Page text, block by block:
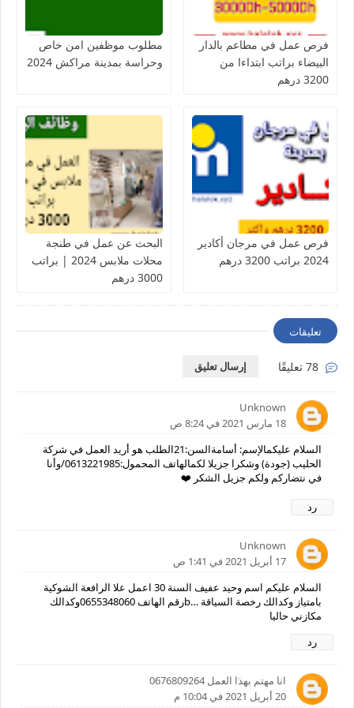
فرص عمل في مطاعم بالدار
البيضاء براتب ابتداءا من
3200 درهم
مطلوب موظفين امن خاص
وحراسة بمدينة مراكش 2024
فرص عمل في مرجان أكادير
2024 براتب 3200 درهم
البحث عن عمل في طنجة
محلات ملابس 2024 | براتب
3000 درهم
تعليقات
إرسال تعليق
Unknown
18 مارس 2021 في 8:24 ص
السلام عليكمالإسم: أسامةالسن:21الطلب هو أريد العمل في شركة
الحليب (جودة) وشكرا جزيلا لكمالهاتف المحمول:0613221985/وأنا
في نتضاركم ولكم جزيل الشكر ❤️
رد
Unknown
17 أبريل 2021 في 1:41 ص
السلام عليكم اسم وحيد عفيف السنة 30 اعمل علا الرافعة الشوكية
بامتياز وكدالك رخصة السياقة …bرقم الهاتف 0655348060وكدالك
مكازني حاليا
رد
انا مهتم بهذا العمل 0676809264
20 أبريل 2021 في 10:04 م